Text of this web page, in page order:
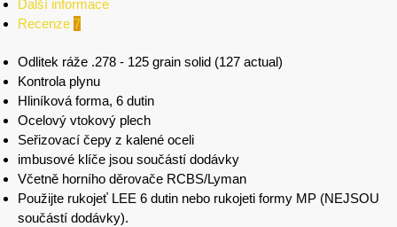
Další informace
Recenze 7
Odlitek ráže .278 - 125 grain solid (127 actual)
Kontrola plynu
Hliníková forma, 6 dutin
Ocelový vtokový plech
Seřizovací čepy z kalené oceli
imbusové klíče jsou součástí dodávky
Včetně horního děrovače RCBS/Lyman
Použijte rukojeť LEE 6 dutin nebo rukojeti formy MP (NEJSOU
součástí dodávky).